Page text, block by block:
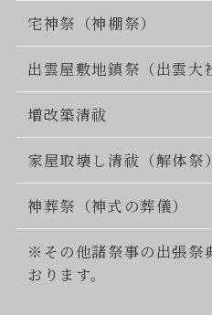
宅神祭（神棚祭）
出雲屋敷地鎮祭（出雲大
増改築清祓
家屋取壊し清祓（解体祭）
神葬祭（神式の葬儀）
※その他諸祭事の出張祭
おります。